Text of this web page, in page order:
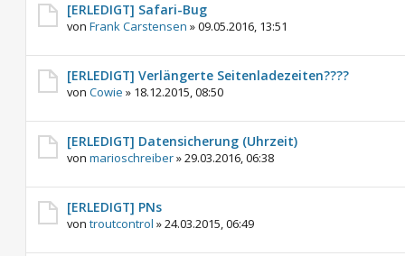
[ERLEDIGT] Safari-Bug
von Frank Carstensen »09.05.2016, 13:51
[ERLEDIGT] Verlängerte Seitenladezeiten????
von Cowie » 18.12.2015, 08:50
[ERLEDIGT] Datensicherung (Uhrzeit)
von marioschreiber»29.03.2016, 06:38
[ERLEDIGT] PNs
von troutcontrol »24.03.2015, 06:49